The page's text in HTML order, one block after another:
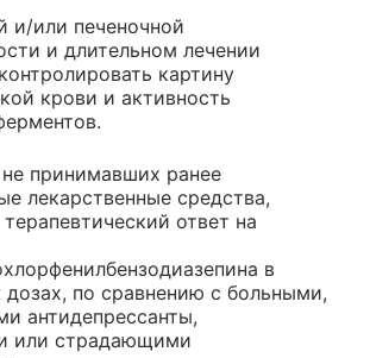
и/или печеночной
и длительном лечении
картину
крови и активность
принимавших ранее
лекарственные средства,
ответ на
в
дозах, по сравнению с больными,
антидепрессанты,
или страдающими